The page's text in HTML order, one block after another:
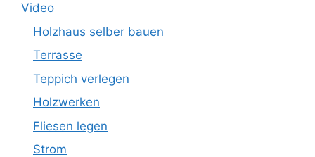
Video
Holzhaus selber bauen
Terrasse
Teppich verlegen
Holzwerken
Fliesen legen
Strom